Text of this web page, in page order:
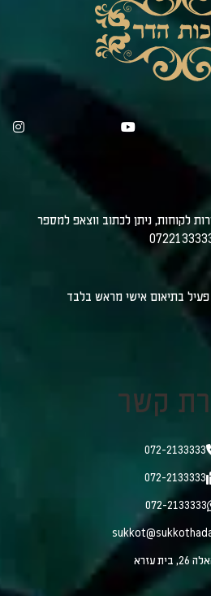
לקוחות, ניתן לכתוב ווצאפ למספר
בתיאום אישי מראש בלבד
קשר
072-2133333
072-2133333
072-2133333
26, בית עזרא